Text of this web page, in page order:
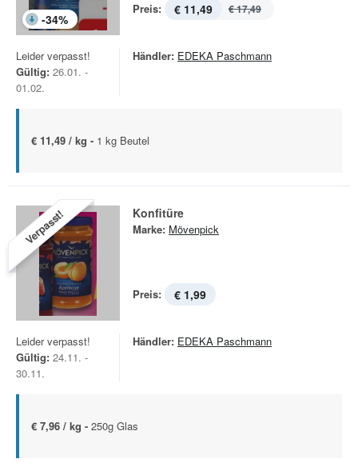
-34%
Preis: € 11,49 € 17,49
Leider verpasst!
Gültig: 26.01. -
01.02.
Händler: EDEKA Paschmann
€ 11,49 / kg - 1 kg Beutel
Verpasst! Konfitüre
Marke: Mövenpick
Preis: € 1,99
Leider verpasst!
Gültig: 24.11. -
30.11.
Händler: EDEKA Paschmann
€ 7,96 / kg - 250g Glas